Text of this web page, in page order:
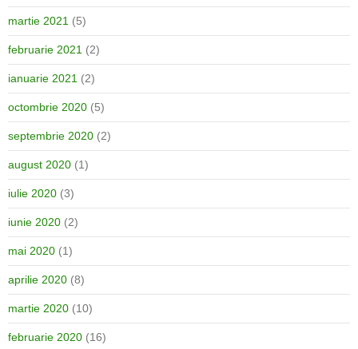
martie 2021 (5)
februarie 2021 (2)
ianuarie 2021 (2)
octombrie 2020 (5)
septembrie 2020 (2)
august 2020 (1)
iulie 2020 (3)
iunie 2020 (2)
mai 2020 (1)
aprilie 2020 (8)
martie 2020 (10)
februarie 2020 (16)